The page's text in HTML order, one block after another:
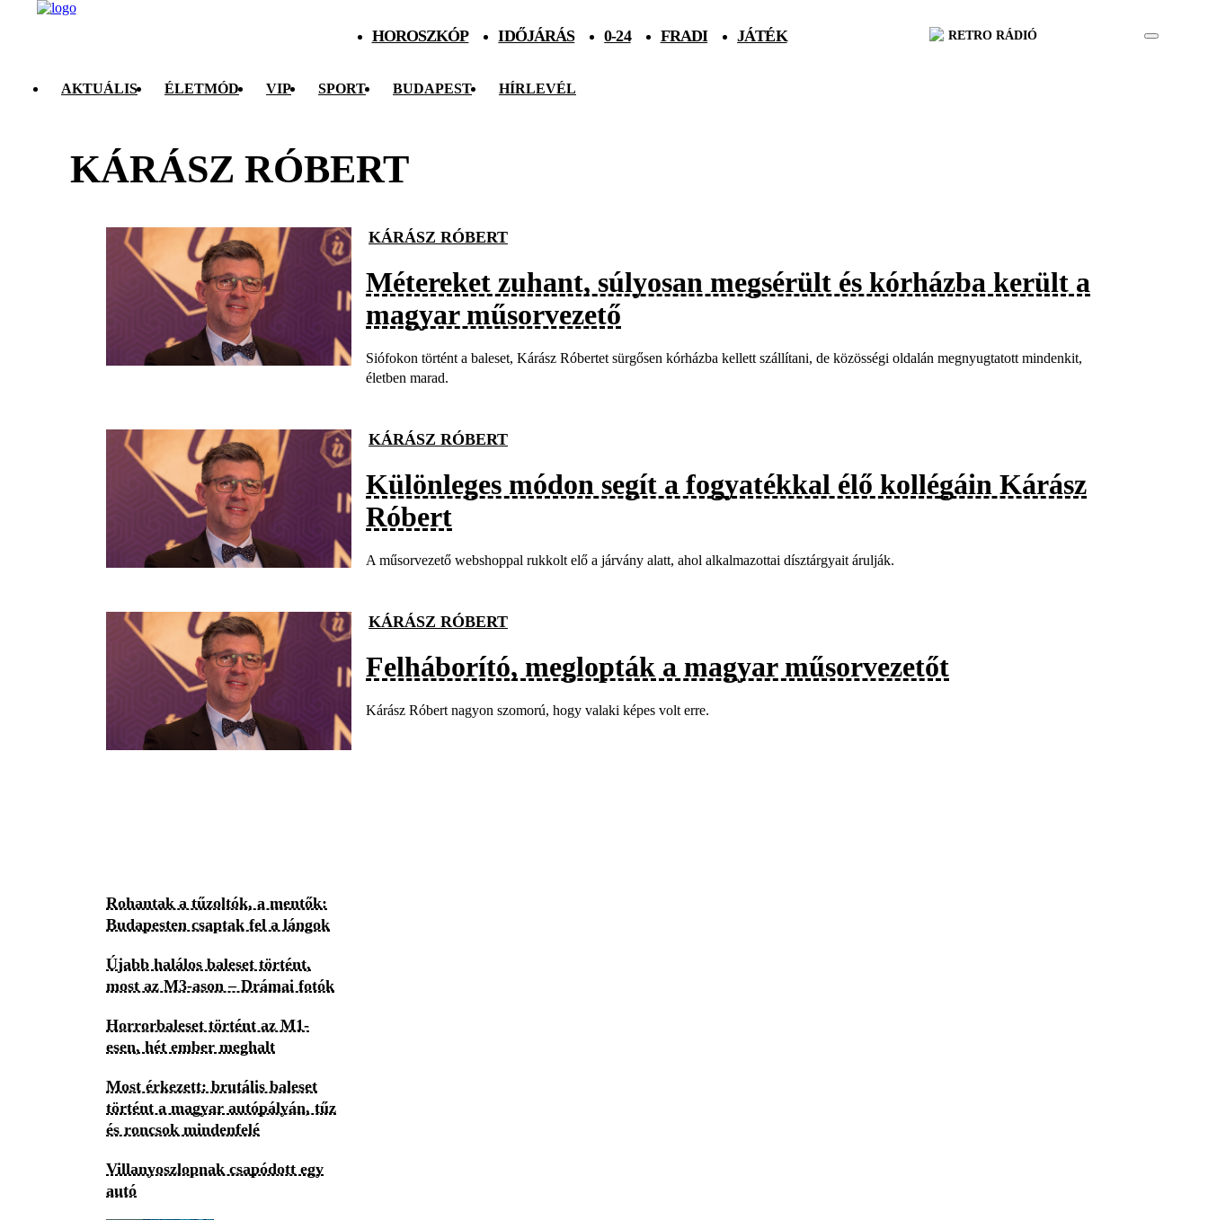
HOROSZKÓP IDŐJÁRÁS 0-24 FRADI JÁTÉK RETRO RÁDIÓ
AKTUÁLIS ÉLETMÓD VIP SPORT BUDAPEST HÍRLEVÉL
KÁRÁSZ RÓBERT
KÁRÁSZ RÓBERT
Métereket zuhant, súlyosan megsérült és kórházba került a
magyar műsorvezető
Siófokon történt a baleset, Kárász Róbertet sürgősen kórházba kellett szállítani, de közösségi oldalán megnyugtatott mindenkit,
életben marad.
KÁRÁSZ RÓBERT
Különleges módon segít a fogyatékkal élő kollégáin Kárász
Róbert
A műsorvezető webshoppal rukkolt elő a járvány alatt, ahol alkalmazottai dísztárgyait árulják.
KÁRÁSZ RÓBERT
Felháborító, meglopták a magyar műsorvezetőt
Kárász Róbert nagyon szomorú, hogy valaki képes volt erre.
Rohantak a tűzoltók, a mentők:
Budapesten csaptak fel a lángok
Újabb halálos baleset történt,
most az M3-ason – Drámai fotók
Horrorbaleset történt az M1-
esen, hét ember meghalt
Most érkezett: brutális baleset
történt a magyar autópályán, tűz
és roncsok mindenfelé
Villanyoszlopnak csapódott egy
autó